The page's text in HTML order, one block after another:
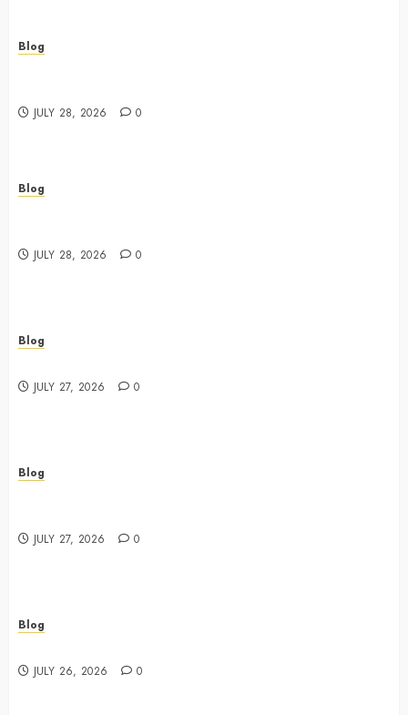
Blog
JULY 28, 2026 0
Blog
JULY 28, 2026 0
Blog
JULY 27, 2026 0
Blog
JULY 27, 2026 0
Blog
JULY 26, 2026 0